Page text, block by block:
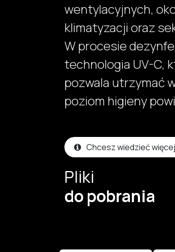
Pliki
do pobrania
wentylacyjnych,
klimatyzacji oraz
W procesie
technologia UV-C,
pozwala utrzymać
poziom higieny
Chcesz wiedzieć